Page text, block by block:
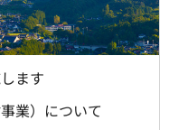
ます
業）について